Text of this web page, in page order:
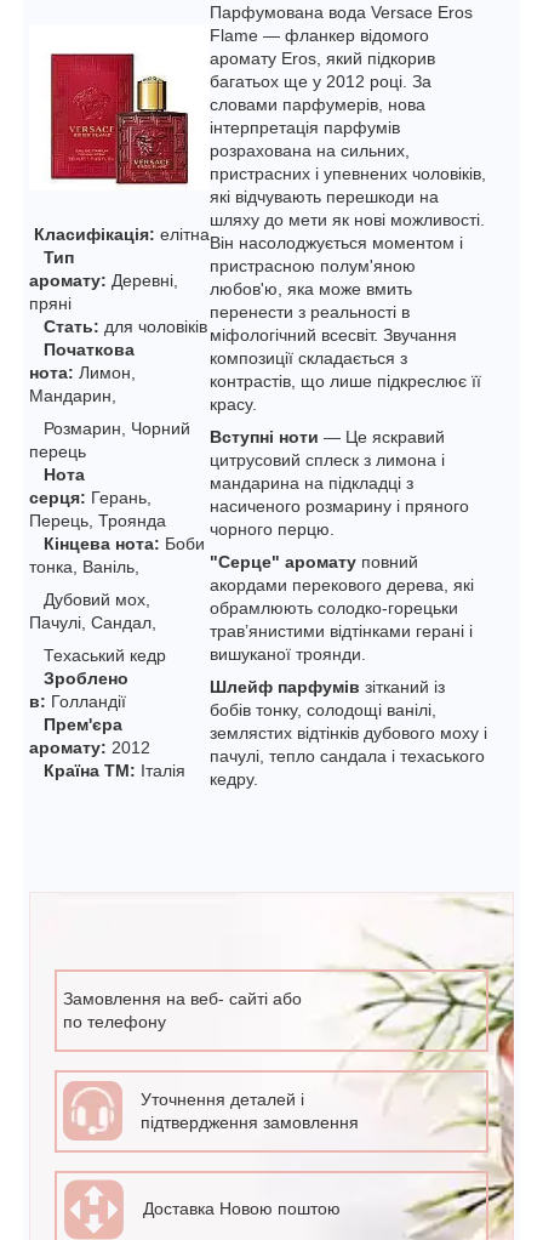
Класифікація: елітна
Тип
аромату: Деревні,
пряні
Стать: для чоловіків
Початкова
нота: Лимон,
Мандарин,
Розмарин, Чорний
перець
Нота
серця: Герань,
Перець, Троянда
Кінцева нота: Боби
тонка, Ваніль,
Дубовий мох,
Пачулі, Сандал,
Техаський кедр
Зроблено
в: Голландії
Прем'єра
аромату: 2012
Країна ТМ: Італія
Парфумована вода Versace Eros
Flame — фланкер відомого
аромату Eros, який підкорив
багатьох ще у 2012 році. За
словами парфумерів, нова
інтерпретація парфумів
розрахована на сильних,
пристрасних і упевнених чоловіків,
які відчувають перешкоди на
шляху до мети як нові можливості.
Він насолоджується моментом і
пристрасною полум'яною
любов'ю, яка може вмить
перенести з реальності в
міфологічний всесвіт. Звучання
композиції складається з
контрастів, що лише підкреслює її
красу.
Вступні ноти — Це яскравий
цитрусовий сплеск з лимона і
мандарина на підкладці з
насиченого розмарину і пряного
чорного перцю.
"Серце" аромату повний
акордами перекового дерева, які
обрамлюють солодко-горецьки
трав’янистими відтінками герані і
вишуканої троянди.
Шлейф парфумів зітканий із
бобів тонку, солодощі ванілі,
землястих відтінків дубового моху і
пачулі, тепло сандала і техаського
кедру.
Замовлення на веб- сайті або
по телефону
Уточнення деталей і
підтвердження замовлення
Доставка Новою поштою